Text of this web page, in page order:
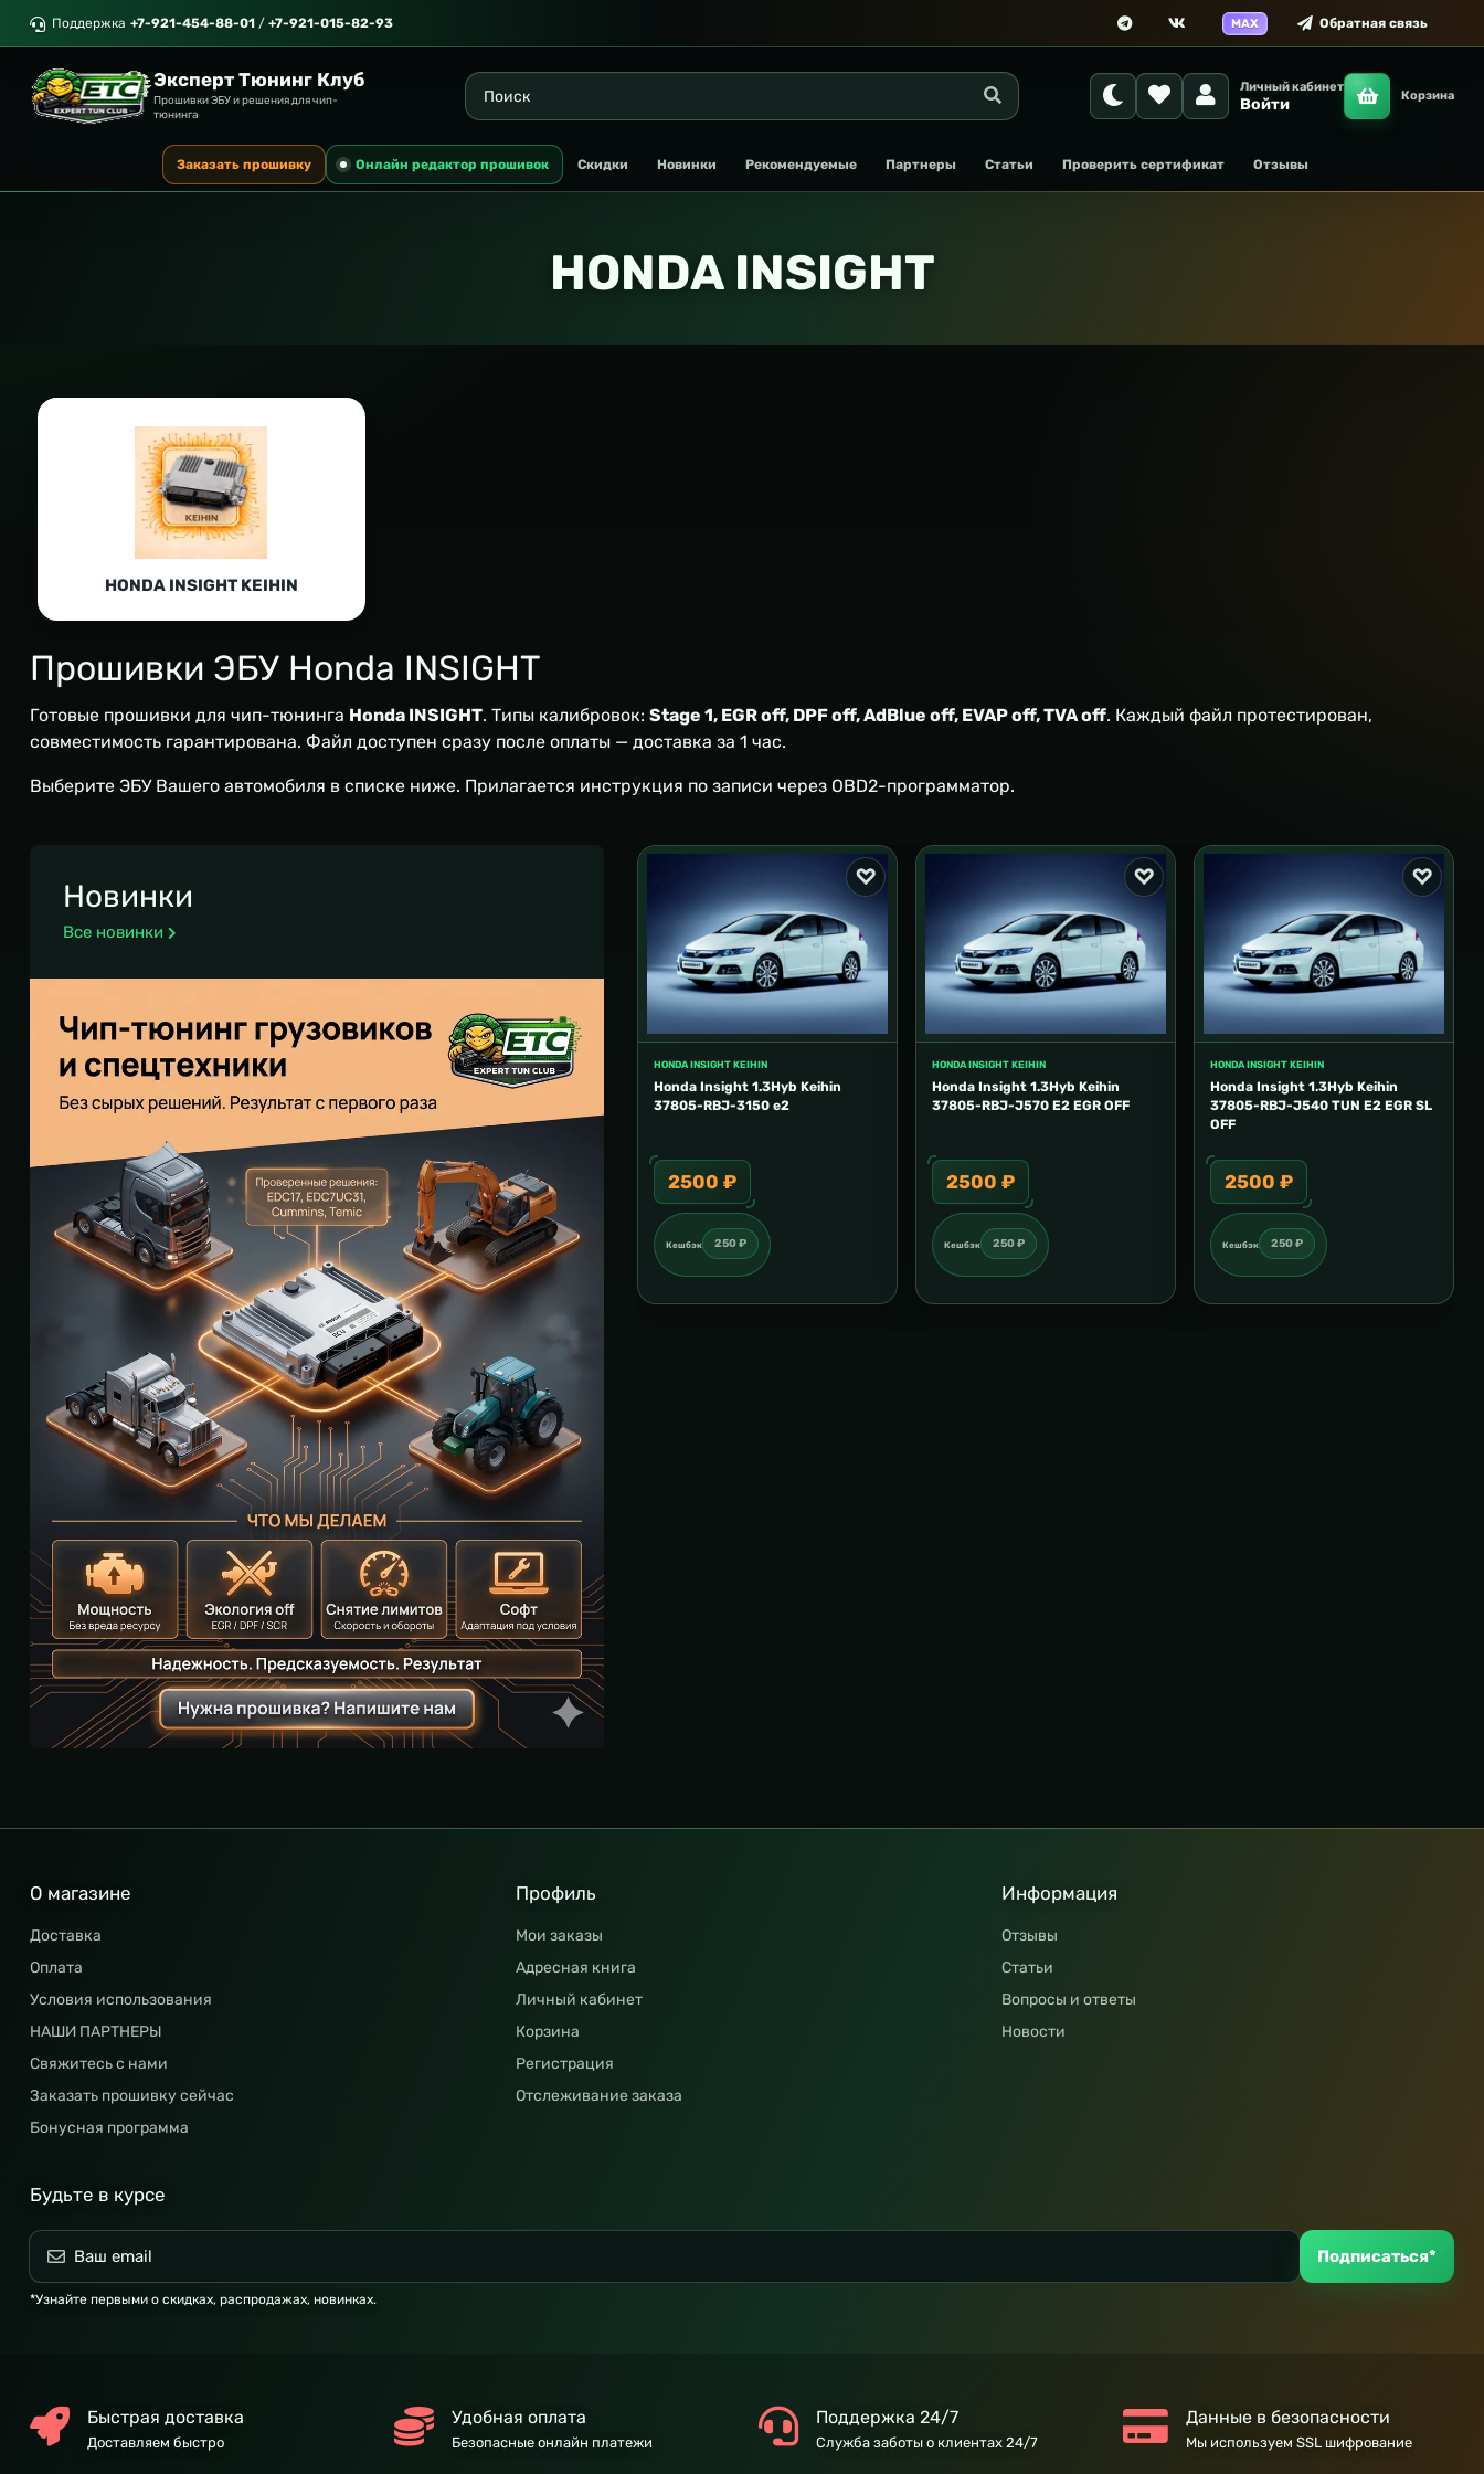
Поддержка +7-921-454-88-01 / +7-921-015-82-93 MAX Обратная связь
Эксперт Тюнинг Клуб
Прошивки ЭБУ и решения для чип-
тюнинга
Личный кабинет
Войти Корзина
Заказать прошивку Онлайн редактор прошивок Скидки Новинки Рекомендуемые Партнеры Статьи Проверить сертификат Отзывы
HONDA INSIGHT
HONDA INSIGHT KEIHIN
Прошивки ЭБУ Honda INSIGHT
Готовые прошивки для чип-тюнинга Honda INSIGHT. Типы калибровок: Stage 1, EGR off, DPF off, AdBlue off, EVAP off, TVA off. Каждый файл протестирован,
совместимость гарантирована. Файл доступен сразу после оплаты — доставка за 1 час.
Выберите ЭБУ Вашего автомобиля в списке ниже. Прилагается инструкция по записи через OBD2-программатор.
Новинки
Все новинки
HONDA INSIGHT KEIHIN
Honda Insight 1.3Hyb Keihin
37805-RBJ-3150 e2
2500 ₽
Кешбэк 250 ₽
HONDA INSIGHT KEIHIN
Honda Insight 1.3Hyb Keihin
37805-RBJ-J570 E2 EGR OFF
2500 ₽
Кешбэк 250 ₽
HONDA INSIGHT KEIHIN
Honda Insight 1.3Hyb Keihin
37805-RBJ-J540 TUN E2 EGR SL
OFF
2500 ₽
Кешбэк 250 ₽
О магазине
Доставка
Оплата
Условия использования
НАШИ ПАРТНЕРЫ
Свяжитесь с нами
Заказать прошивку сейчас
Бонусная программа
Профиль
Мои заказы
Адресная книга
Личный кабинет
Корзина
Регистрация
Отслеживание заказа
Информация
Отзывы
Статьи
Вопросы и ответы
Новости
Будьте в курсе
Подписаться*
*Узнайте первыми о скидках, распродажах, новинках.
Быстрая доставка
Доставляем быстро
Удобная оплата
Безопасные онлайн платежи
Поддержка 24/7
Служба заботы о клиентах 24/7
Данные в безопасности
Мы используем SSL шифрование